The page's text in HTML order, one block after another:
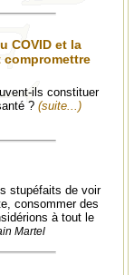
COVID et la
ils constituer
? (suite...)
stupéfaits de voir
consommer des
à tout le
Martel